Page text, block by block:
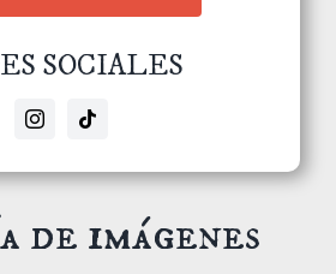
SOCIALES
de imágenes